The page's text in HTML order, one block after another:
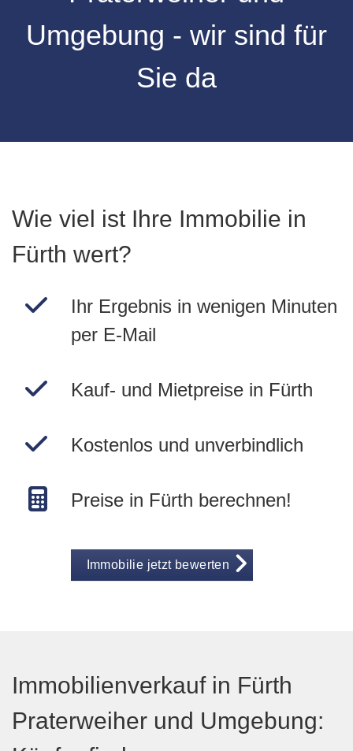
Umgebung - wir sind für
Sie da
Wie viel ist Ihre Immobilie in
Fürth wert?
Ihr Ergebnis in wenigen Minuten
per E-Mail
Kauf- und Mietpreise in Fürth
Kostenlos und unverbindlich
Preise in Fürth berechnen!
Immobilie jetzt bewerten
Immobilienverkauf in Fürth
Praterweiher und Umgebung: